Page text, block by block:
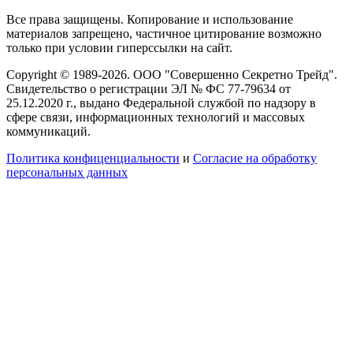
Все права защищены. Копирование и использование
материалов запрещено, частичное цитирование возможно
только при условии гиперссылки на сайт.
Copyright © 1989-2026. ООО "Совершенно Секретно Трейд".
Свидетельство о регистрации ЭЛ № ФС 77-79634 от
25.12.2020 г., выдано Федеральной службой по надзору в
сфере связи, информационных технологий и массовых
коммуникаций.
Политика конфиценциальности и Согласие на обработку
персональных данных